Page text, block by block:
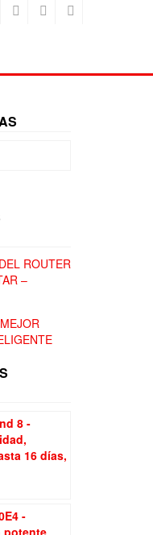
ROUTER
–
8 -
16 días,
-
potente